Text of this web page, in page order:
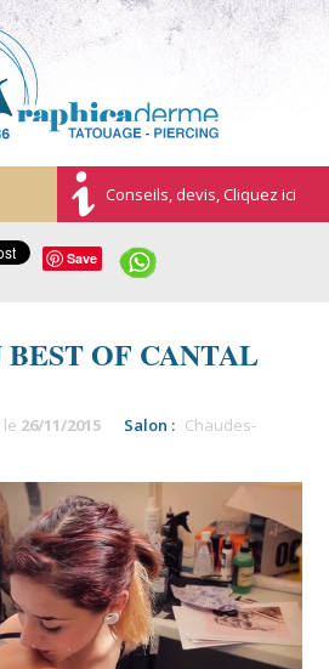
Conseils, devis, Cliquez ici
Save
OF CANTAL
26/11/2015 Salon : Chaudes-